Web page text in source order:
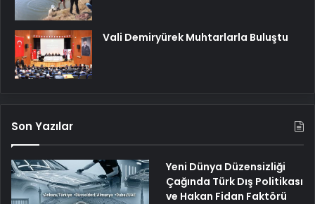
Vali Demiryürek Muhtarlarla Buluştu
Son Yazılar
Yeni Dünya Düzensizliği
Çağında Türk Dış Politikası
ve Hakan Fidan Faktörü